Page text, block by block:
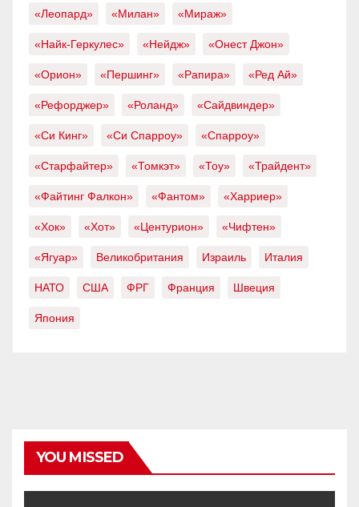
«Леопард» «Милан» «Мираж»
«Найк-Геркулес» «Нейдж» «Онест Джон»
«Орион» «Першинг» «Рапира» «Ред Ай»
«Рефорджер» «Роланд» «Сайдвиндер»
«Си Кинг» «Си Спарроу» «Спарроу»
«Старфайтер» «Томкэт» «Тоу» «Трайдент»
«Файтинг Фалкон» «Фантом» «Харриер»
«Хок» «Хот» «Центурион» «Чифтен»
«Ягуар» Великобритания Израиль Италия
НАТО США ФРГ Франция Швеция
Япония
YOU MISSED